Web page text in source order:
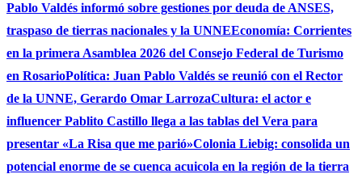
Pablo Valdés informó sobre gestiones por deuda de ANSES,
traspaso de tierras nacionales y la UNNEEconomía: Corrientes
en la primera Asamblea 2026 del Consejo Federal de Turismo
en RosarioPolítica: Juan Pablo Valdés se reunió con el Rector
de la UNNE, Gerardo Omar LarrozaCultura: el actor e
influencer Pablito Castillo llega a las tablas del Vera para
presentar «La Risa que me parió»Colonia Liebig: consolida un
potencial enorme de se cuenca acuicola en la región de la tierra